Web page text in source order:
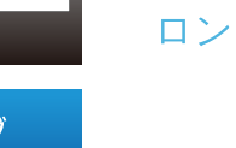
ロ